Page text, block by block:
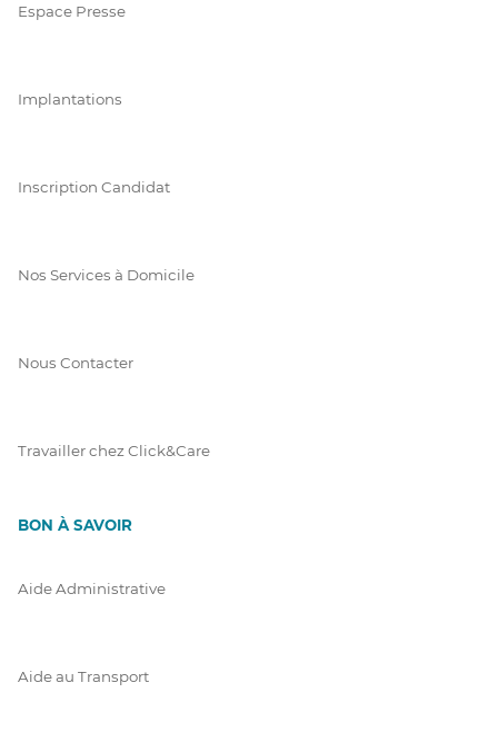
Espace Presse
Implantations
Inscription Candidat
Nos Services à Domicile
Nous Contacter
Travailler chez Click&Care
BON À SAVOIR
Aide Administrative
Aide au Transport